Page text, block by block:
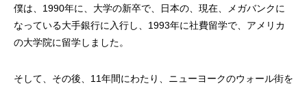
僕は、1990年に、大学の新卒で、日本の、現在、メガバンクに
なっている大手銀行に入行し、1993年に社費留学で、アメリカ
の大学院に留学しました。
そして、その後、11年間にわたり、ニューヨークのウォール街を